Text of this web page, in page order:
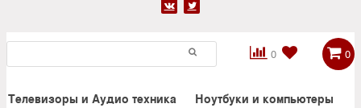
 
0

 0
Телевизоры и Аудио техника Ноутбуки и компьютеры